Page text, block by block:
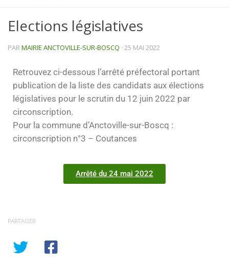
Elections législatives
PARMAIRIE ANCTOVILLE-SUR-BOSCQ · 25 MAI 2022
Retrouvez ci-dessous l’arrêté préfectoral portant
publication de la liste des candidats aux élections
législatives pour le scrutin du 12 juin 2022 par
circonscription.
Pour la commune d’Anctoville-sur-Boscq :
circonscription n°3 – Coutances
Arrêté du 24 mai 2022
PARTAGER